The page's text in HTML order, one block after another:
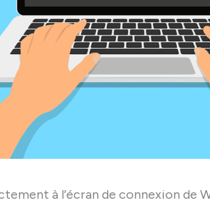
à l’écran de connexion de